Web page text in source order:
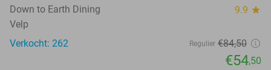
Down to Earth Dining 9.9 star
Velp
Verkocht: 262
Regulier €84,50
€54,50